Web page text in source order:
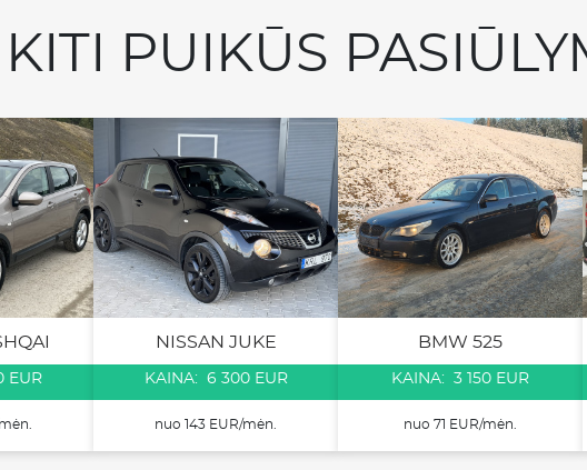
KITI PUIKŪS
EUR
NISSAN JUKE
KAINA: 6 300 EUR
nuo 143 EUR/mėn.
BMW 525
KAINA: 3 150 EUR
nuo 71 EUR/mėn.